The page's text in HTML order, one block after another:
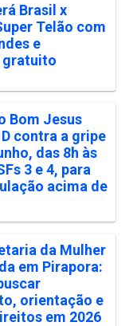
Brasil x
Telão com
e
Bom Jesus
contra a gripe
das 8h às
3 e 4, para
acima de
da Mulher
em Pirapora:
orientação e
em 2026